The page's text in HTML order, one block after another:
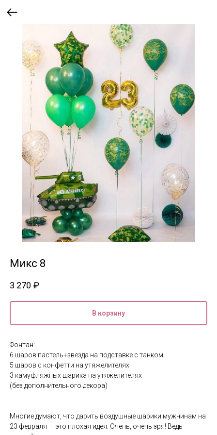
Микс 8
3 270 ₽
В корзину
Фонтан:
6 шаров пастель+звезда на подставке с танком
5 шаров с конфетти на утяжелителях
3 камуфляжных шарика на утяжелителях
(без дополнительного декора)
Многие думают, что дарить воздушные шарики мужчинам на
23 февраля — это плохая идея. Очень, очень зря! Ведь